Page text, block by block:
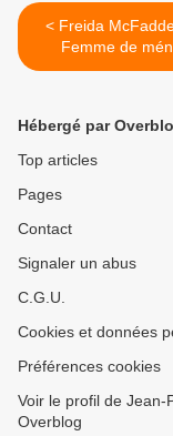
< Freida McFadden : La
Femme de
Hébergé par
Top articles
Pages
Contact
Signaler un abus
C.G.U.
Cookies et données
Préférences cookies
Voir le profil de Jean-
Overblog